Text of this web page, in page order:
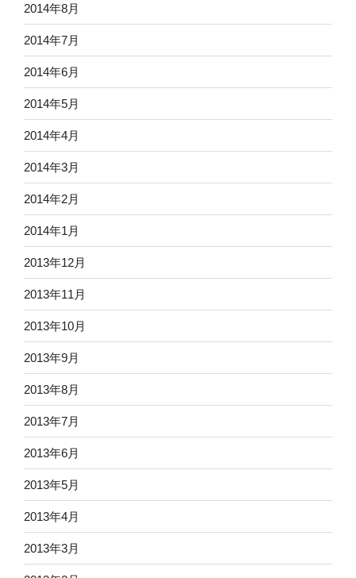
2014年8月
2014年7月
2014年6月
2014年5月
2014年4月
2014年3月
2014年2月
2014年1月
2013年12月
2013年11月
2013年10月
2013年9月
2013年8月
2013年7月
2013年6月
2013年5月
2013年4月
2013年3月